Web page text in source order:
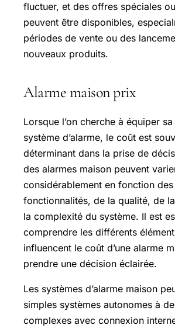
fluctuer, et des offres spéciales
peuvent être disponibles,
périodes de vente ou des
nouveaux produits.
Alarme maison prix
Lorsque l’on cherche à équiper sa
système d’alarme, le coût est
déterminant dans la prise de
des alarmes maison peuvent
considérablement en fonction des
fonctionnalités, de la qualité, de
la complexité du système. Il est
comprendre les différents
influencent le coût d’une alarme
prendre une décision éclairée.
Les systèmes d’alarme maison
simples systèmes autonomes à
complexes avec connexion